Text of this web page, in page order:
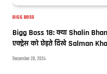
BIGG BOSS
Bigg Boss 18: क्या Shalin
एक्ट्रेस को छेड़ते दिखे Salman
December 28, 2024